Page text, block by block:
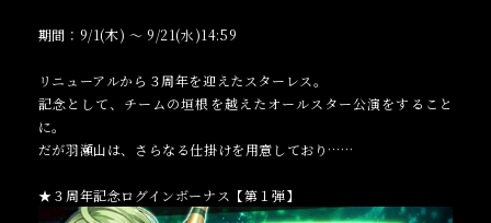
期間：9/1(木) ～ 9/21(水)14:59
リニューアルから３周年を迎えたスターレス。
記念として、チームの垣根を越えたオールスター公演をすること
に。
だが羽瀬山は、さらなる仕掛けを用意しており……
★３周年記念ログインボーナス【第１弾】